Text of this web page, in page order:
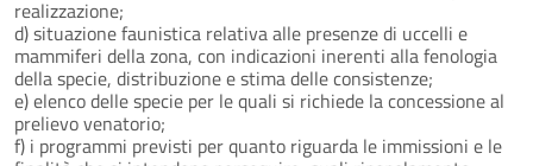
realizzazione;
d) situazione faunistica relativa alle presenze di uccelli e
mammiferi della zona, con indicazioni inerenti alla fenologia
della specie, distribuzione e stima delle consistenze;
e) elenco delle specie per le quali si richiede la concessione al
prelievo venatorio;
f) i programmi previsti per quanto riguarda le immissioni e le